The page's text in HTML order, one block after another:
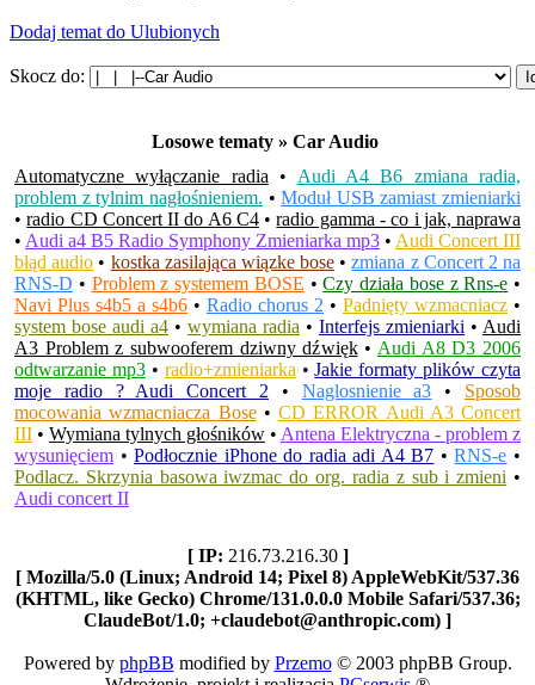
Dodaj temat do Ulubionych
Skocz do:
Losowe tematy » Car Audio
Automatyczne wyłączanie radia • Audi A4 B6 zmiana radia,
problem z tylnim nagłośnieniem. •Moduł USB zamiast zmieniarki
•radio CD Concert II do A6 C4•radio gamma - co i jak, naprawa
• Audi a4 B5 Radio Symphony Zmieniarka mp3 • Audi Concert III
błąd audio • kostka zasilająca wiązke bose •zmiana z Concert 2 na
RNS-D • Problem z systemem BOSE •Czy działa bose z Rns-e •
Navi Plus s4b5 a s4b6 • Radio chorus 2 • Padnięty wzmacniacz •
system bose audi a4 • wymiana radia • Interfejs zmieniarki • Audi
A3 Problem z subwooferem dziwny dźwięk• Audi A8 D3 2006
odtwarzanie mp3• radio+zmieniarka •Jakie formaty plików czyta
moje radio ? Audi Concert 2 • Naglosnienie a3 • Sposob
mocowania wzmacniacza Bose• CD ERROR Audi A3 Concert
III • Wymiana tylnych głośników • Antena Elektryczna - problem z
wysunięciem •Podłocznie iPhone do radia adi A4 B7 •RNS-e •
Podlacz. Skrzynia basowa iwzmac do org. radia z sub i zmieni •
Audi concert II
[ IP: 216.73.216.30 ]
[ Mozilla/5.0 (Linux; Android 14; Pixel 8) AppleWebKit/537.36
(KHTML, like Gecko) Chrome/131.0.0.0 Mobile Safari/537.36;
ClaudeBot/1.0; +claudebot@anthropic.com) ]
Powered by phpBB modified by Przemo© 2003 phpBB Group.